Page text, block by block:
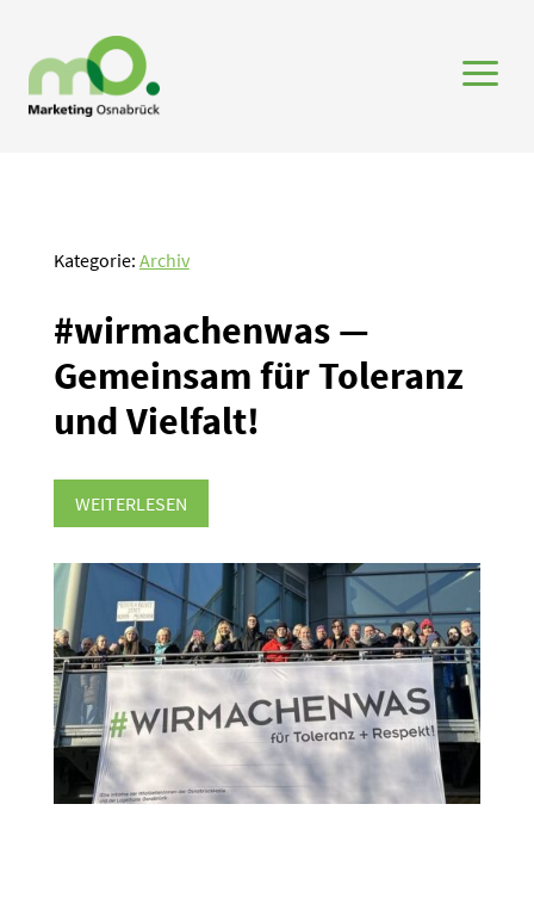
a
Kategorie: Archiv
#wirma­chenwas —
Gemeinsam für Toleranz
und Vielfalt!
WEITERLESEN